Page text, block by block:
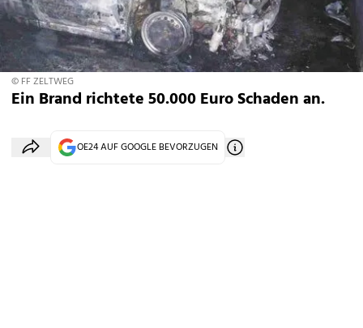
© FF ZELTWEG
Ein Brand richtete 50.000 Euro Schaden an.
OE24 AUF GOOGLE BEVORZUGEN